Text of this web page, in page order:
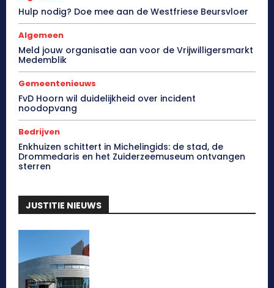
Hulp nodig? Doe mee aan de Westfriese Beursvloer
Algemeen
Meld jouw organisatie aan voor de Vrijwilligersmarkt
Medemblik
Gemeentenieuws
FvD Hoorn wil duidelijkheid over incident
noodopvang
Bedrijven
Enkhuizen schittert in Michelingids: de stad, de
Drommedaris en het Zuiderzeemuseum ontvangen
sterren
JUSTITIE NIEUWS